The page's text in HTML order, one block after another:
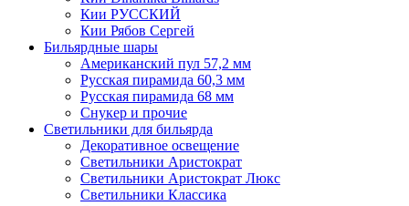
Кии РУССКИЙ
Кии Рябов Сергей
Бильярдные шары
Американский пул 57,2 мм
Русская пирамида 60,3 мм
Русская пирамида 68 мм
Снукер и прочие
Светильники для бильярда
Декоративное освещение
Светильники Аристократ
Светильники Аристократ Люкс
Светильники Классика